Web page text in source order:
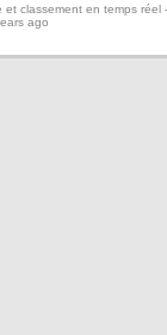
classement en temps réel
ago